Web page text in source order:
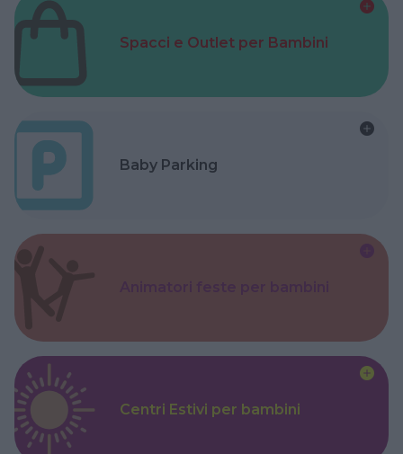
Spacci e Outlet per Bambini
Baby Parking
Centri Estivi per bambini